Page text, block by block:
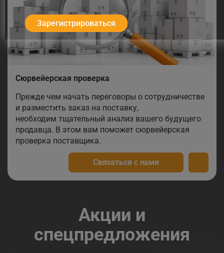
Сюрвейерская проверка
Прежде чем начать переговоры о сотрудничестве
и разместить заказ на поставку,
необходим тщательный анализ вашего будущего
продавца. В этом вам поможет сюрвейерская
проверка поставщика.
Связаться с нами
Акции и
спецпредложения
Зарегистрироваться